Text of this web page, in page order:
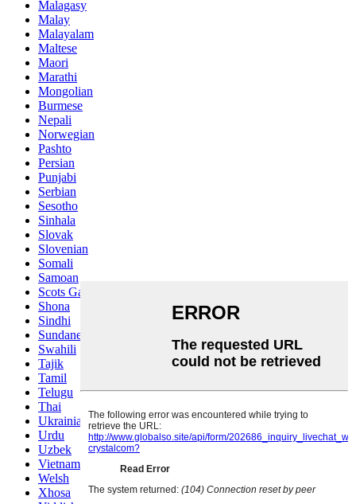
Malagasy
Malay
Malayalam
Maltese
Maori
Marathi
Mongolian
Burmese
Nepali
Norwegian
Pashto
Persian
Punjabi
Serbian
Sesotho
Sinhala
Slovak
Slovenian
Somali
Samoan
Scots Gaelic
Shona
Sindhi
Sundanese
Swahili
Tajik
Tamil
Telugu
Thai
Ukrainian
Urdu
Uzbek
Vietnamese
Welsh
Xhosa